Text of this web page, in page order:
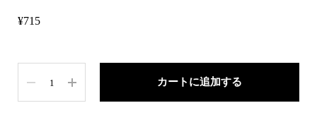
¥715
カートに追加する